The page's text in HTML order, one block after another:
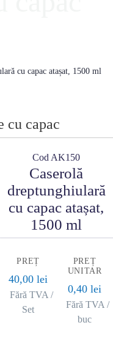
cu capac atașat, 1500 ml
cu capac
Cod AK150
Caserolă
dreptunghiulară
cu capac atașat,
1500 ml
PREȚ
40,00 lei
Fără TVA /
Set
PREȚ
UNITAR
0,40 lei
Fără TVA /
buc